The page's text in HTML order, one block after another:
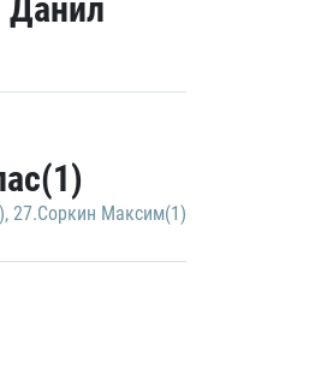
, 27.Соркин Максим(1)